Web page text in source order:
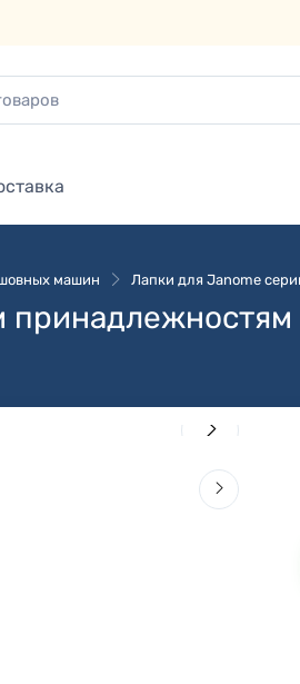
машин Лапки для Janome
принадлежностям